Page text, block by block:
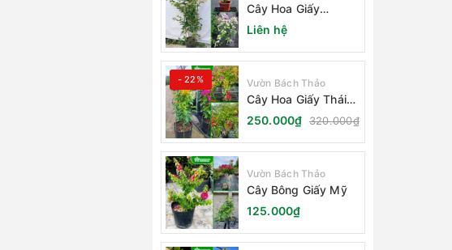
Cây Hoa Giấy
Sakura Nhật Bản
Liên hệ
- 22% Vườn Bách Thảo
Cây Hoa Giấy Thái
Lan
250.000₫ 320.000₫
Vườn Bách Thảo
Cây Bông Giấy Mỹ
125.000₫